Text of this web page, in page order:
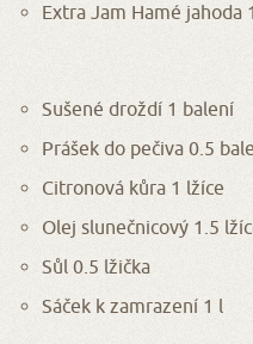
Extra Jam Hamé jahoda
Sušené droždí 1 balení
Prášek do pečiva 0.5
Citronová kůra 1 lžíce
Olej slunečnicový 1.5
Sůl 0.5 lžička
Sáček k zamrazení 1 l